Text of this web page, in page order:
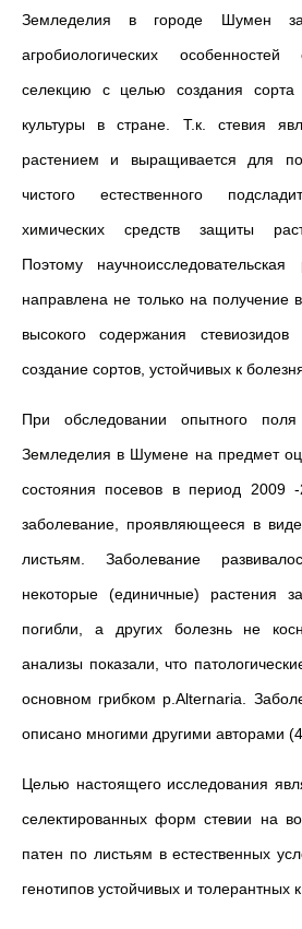
Земледелия в городе Шумен
агробиологических
селекцию с целью создания
культуры в стране. Т.к. стевия
растением и выращивается для
чистого естественного
химических средств защиты
Поэтому
направлена не только на получение
высокого содержания
создание сортов, устойчивых к
При обследовании опытного
Земледелия в Шумене на предмет
состояния посевов в период 2009
заболевание, проявляющееся в
листьям. Заболевание
некоторые (единичные) растения
погибли, а других болезнь не
анализы показали, что
основном грибком р.Alternaria.
описано многими другими авторами
Целью настоящего исследования
селектированных форм стевии на
патен по листьям в естественных
генотипов устойчивых и толерантных